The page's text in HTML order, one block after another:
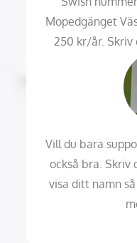
Mopedgänget
250 kr/år. Skriv
Vill du bara
också bra. Skriv
visa ditt namn